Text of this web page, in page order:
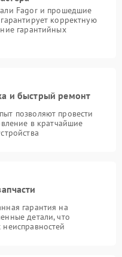
Fagor и прошедшие
корректную
гарантийных
и быстрый ремонт
позволяют провести
в кратчайшие
гарантия на
детали, что